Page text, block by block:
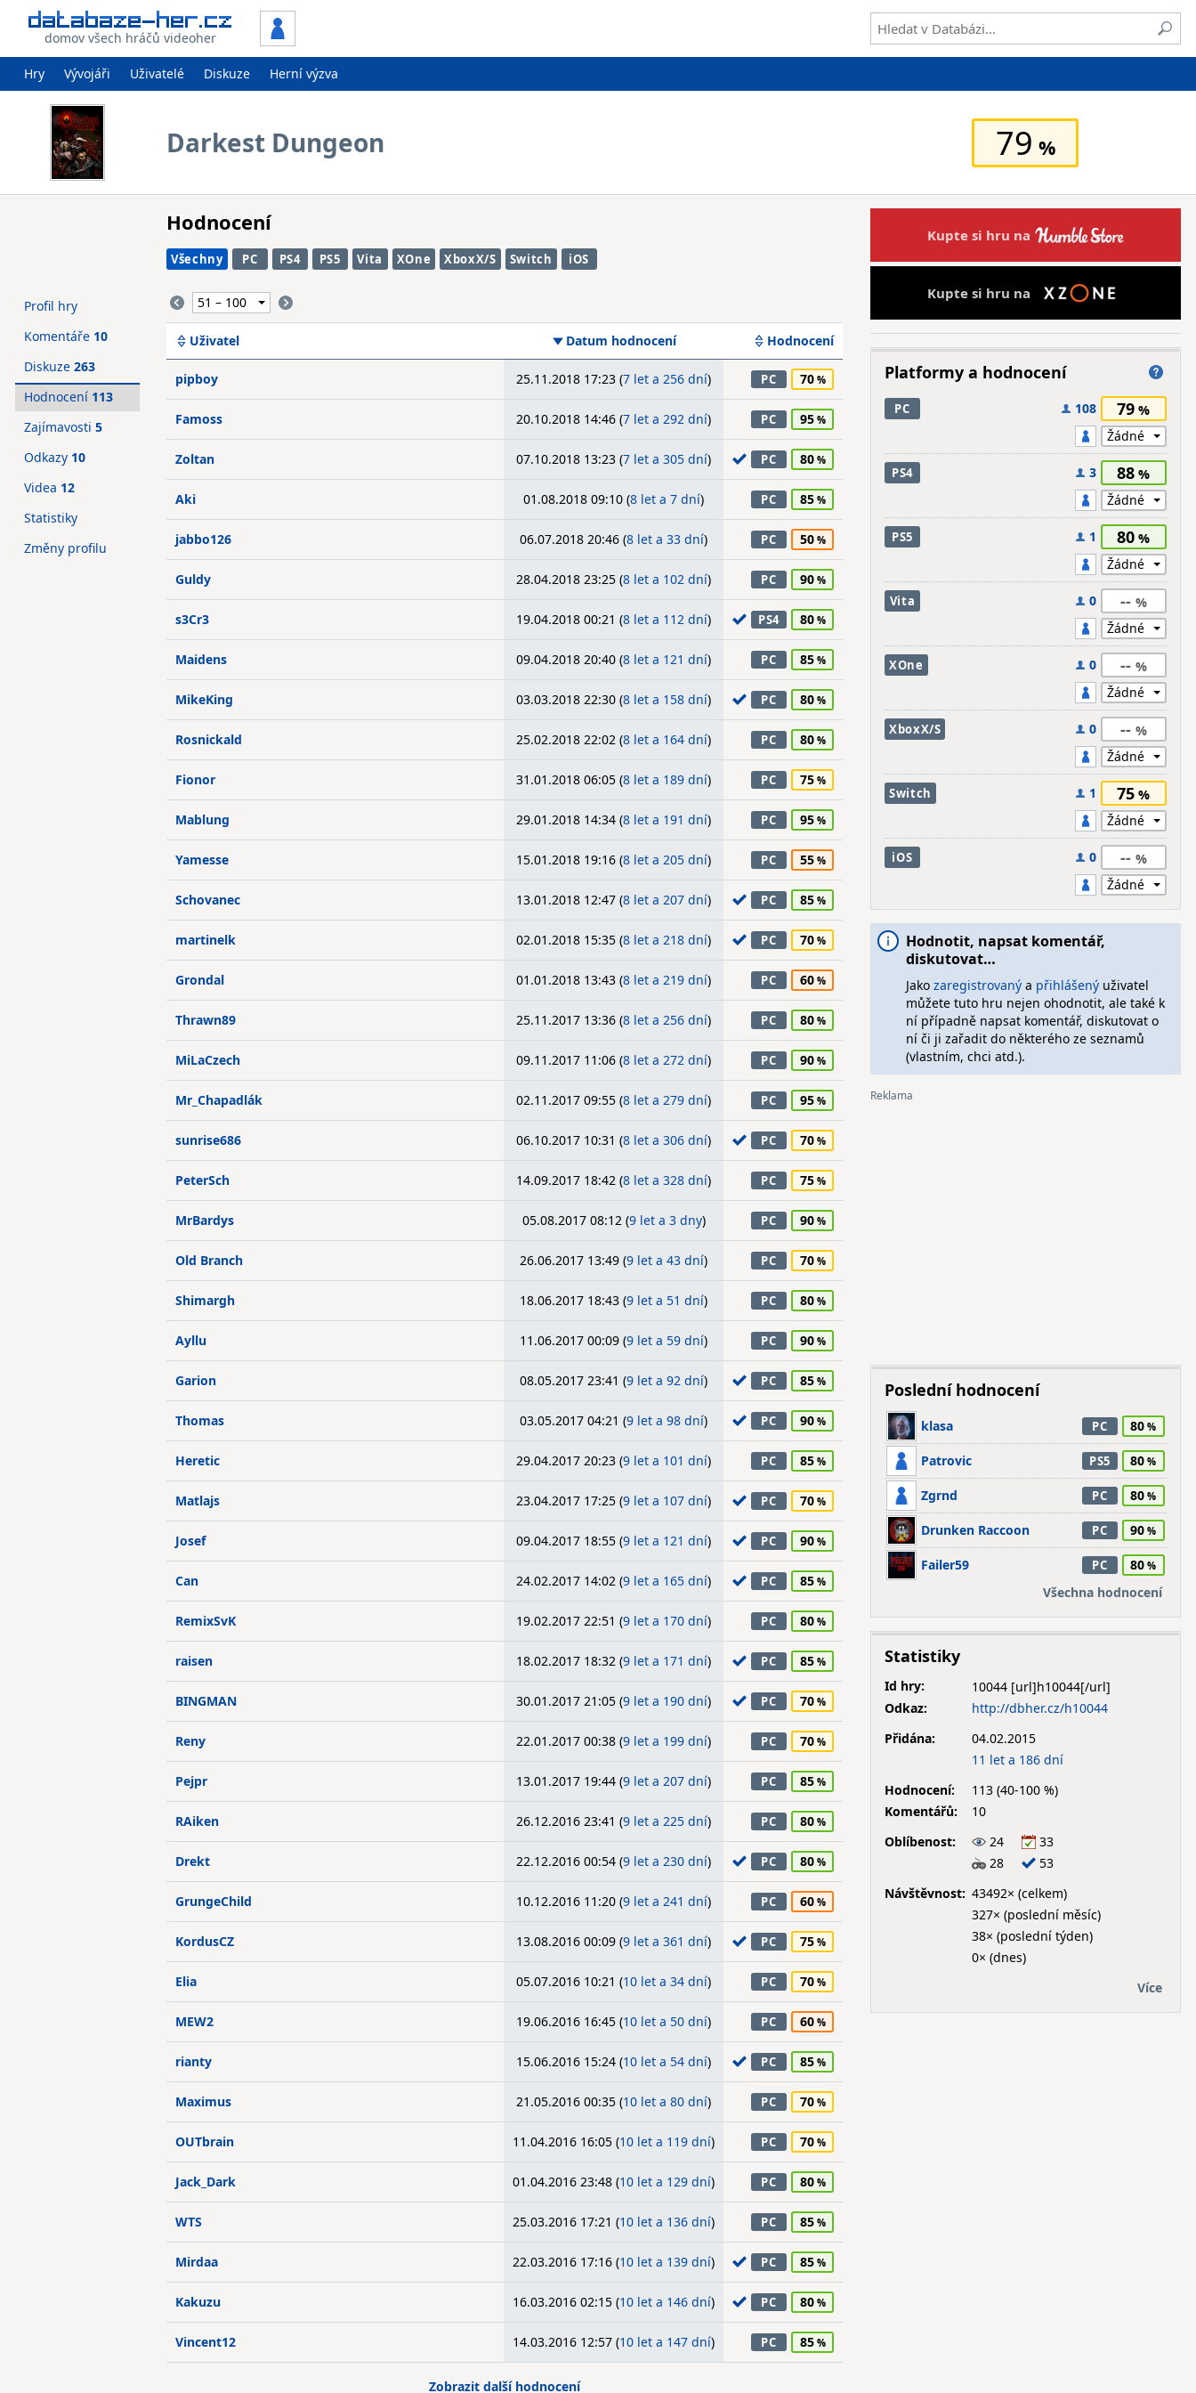
domov všech hráčů videoher
Hry Vývojáři Uživatelé Diskuze Herní výzva
Darkest Dungeon 79
Hodnocení
Všechny PC PS4 PS5 Vita XOne XboxX/S Switch iOS
Uživatel Datum hodnocení Hodnocení
pipboy 25.11.2018 17:23 (7 let a 256 dní) PC 70
Famoss 20.10.2018 14:46 (7 let a 292 dní) PC 95
Zoltan 07.10.2018 13:23 (7 let a 305 dní) PC 80
Aki 01.08.2018 09:10 (8 let a 7 dní) PC 85
jabbo126 06.07.2018 20:46 (8 let a 33 dní) PC 50
Guldy 28.04.2018 23:25 (8 let a 102 dní) PC 90
s3Cr3 19.04.2018 00:21 (8 let a 112 dní) PS4 80
Maidens 09.04.2018 20:40 (8 let a 121 dní) PC 85
MikeKing 03.03.2018 22:30 (8 let a 158 dní) PC 80
Rosnickald 25.02.2018 22:02 (8 let a 164 dní) PC 80
Fionor 31.01.2018 06:05 (8 let a 189 dní) PC 75
Mablung 29.01.2018 14:34 (8 let a 191 dní) PC 95
Yamesse 15.01.2018 19:16 (8 let a 205 dní) PC 55
Schovanec 13.01.2018 12:47 (8 let a 207 dní) PC 85
martinelk 02.01.2018 15:35 (8 let a 218 dní) PC 70
Grondal 01.01.2018 13:43 (8 let a 219 dní) PC 60
Thrawn89 25.11.2017 13:36 (8 let a 256 dní) PC 80
MiLaCzech 09.11.2017 11:06 (8 let a 272 dní) PC 90
Mr_Chapadlák 02.11.2017 09:55 (8 let a 279 dní) PC 95
sunrise686 06.10.2017 10:31 (8 let a 306 dní) PC 70
PeterSch 14.09.2017 18:42 (8 let a 328 dní) PC 75
MrBardys 05.08.2017 08:12 (9 let a 3 dny) PC 90
Old Branch 26.06.2017 13:49 (9 let a 43 dní) PC 70
Shimargh 18.06.2017 18:43 (9 let a 51 dní) PC 80
Ayllu 11.06.2017 00:09 (9 let a 59 dní) PC 90
Garion 08.05.2017 23:41 (9 let a 92 dní) PC 85
Thomas 03.05.2017 04:21 (9 let a 98 dní) PC 90
Heretic 29.04.2017 20:23 (9 let a 101 dní) PC 85
Matlajs 23.04.2017 17:25 (9 let a 107 dní) PC 70
Josef 09.04.2017 18:55 (9 let a 121 dní) PC 90
Can 24.02.2017 14:02 (9 let a 165 dní) PC 85
RemixSvK 19.02.2017 22:51 (9 let a 170 dní) PC 80
raisen 18.02.2017 18:32 (9 let a 171 dní) PC 85
BINGMAN 30.01.2017 21:05 (9 let a 190 dní) PC 70
Reny 22.01.2017 00:38 (9 let a 199 dní) PC 70
Pejpr 13.01.2017 19:44 (9 let a 207 dní) PC 85
RAiken 26.12.2016 23:41 (9 let a 225 dní) PC 80
Drekt 22.12.2016 00:54 (9 let a 230 dní) PC 80
GrungeChild 10.12.2016 11:20 (9 let a 241 dní) PC 60
KordusCZ 13.08.2016 00:09 (9 let a 361 dní) PC 75
Elia 05.07.2016 10:21 (10 let a 34 dní) PC 70
MEW2 19.06.2016 16:45 (10 let a 50 dní) PC 60
rianty 15.06.2016 15:24 (10 let a 54 dní) PC 85
Maximus 21.05.2016 00:35 (10 let a 80 dní) PC 70
OUTbrain 11.04.2016 16:05 (10 let a 119 dní) PC 70
Jack_Dark 01.04.2016 23:48 (10 let a 129 dní) PC 80
WTS 25.03.2016 17:21 (10 let a 136 dní) PC 85
Mirdaa 22.03.2016 17:16 (10 let a 139 dní) PC 85
Kakuzu 16.03.2016 02:15 (10 let a 146 dní) PC 80
Vincent12 14.03.2016 12:57 (10 let a 147 dní) PC 85
Zobrazit další hodnocení
Profil hry
Komentáře 10
Diskuze 263
Hodnocení 113
Zajímavosti 5
Odkazy 10
Videa 12
Statistiky
Změny profilu
Kupte si hru na
Kupte si hru na
Platformy a hodnocení
PC 108 79
PS4 3 88
PS5 1 80
Vita 0 --
XOne 0 --
XboxX/S 0 --
Switch 1 75
iOS 0 --
Hodnotit, napsat komentář,
diskutovat…
Jako zaregistrovanýa přihlášenýuživatel
můžete tuto hru nejen ohodnotit, ale také k
ní případně napsat komentář, diskutovat o
ní či ji zařadit do některého ze seznamů
(vlastním, chci atd.).
Poslední hodnocení
klasa PC 80
Patrovic PS5 80
Zgrnd PC 80
Drunken Raccoon PC 90
Failer59 PC
80
Všechna hodnocení
Statistiky
Id hry:
10044
Odkaz:
http://dbher.cz/h10044
Přidána:
04.02.2015
11 let a 186 dní
Hodnocení:
113 (40-100 %)
Komentářů:
10
Oblíbenost:
24
33
28
53
Návštěvnost: 43492× (celkem)
327× (poslední měsíc)
38× (poslední týden)
0× (dnes)
Více